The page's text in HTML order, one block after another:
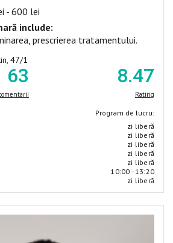
- 600 lei
include:
prescrierea tratamentului.
47/1
63 8.47
Rating
Program de lucru:
zi liberă
zi liberă
zi liberă
zi liberă
zi liberă
10:00 - 13:20
zi liberă